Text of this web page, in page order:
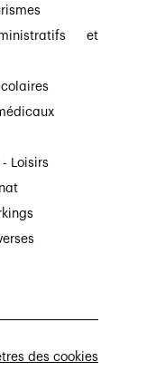
et
Loisirs
des cookies